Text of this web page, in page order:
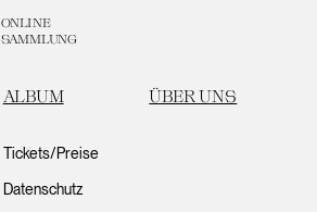
ONLINE
SAMMLUNG
ALBUM ÜBER UNS
Tickets/Preise
Datenschutz